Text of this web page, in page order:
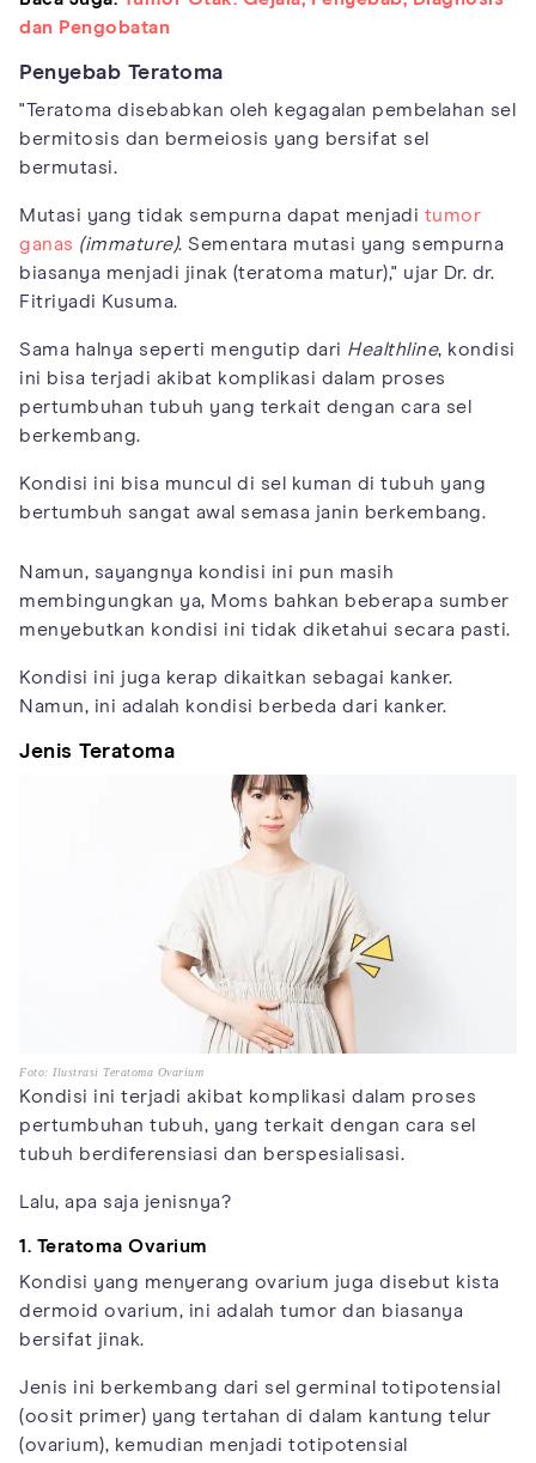
dan Pengobatan
Penyebab Teratoma
"Teratoma disebabkan oleh kegagalan pembelahan sel
bermitosis dan bermeiosis yang bersifat sel
bermutasi.
Mutasi yang tidak sempurna dapat menjadi tumor
ganas (immature). Sementara mutasi yang sempurna
biasanya menjadi jinak (teratoma matur)," ujar Dr. dr.
Fitriyadi Kusuma.
Sama halnya seperti mengutip dari Healthline, kondisi
ini bisa terjadi akibat komplikasi dalam proses
pertumbuhan tubuh yang terkait dengan cara sel
berkembang.
Kondisi ini bisa muncul di sel kuman di tubuh yang
bertumbuh sangat awal semasa janin berkembang.
Namun, sayangnya kondisi ini pun masih
membingungkan ya, Moms bahkan beberapa sumber
menyebutkan kondisi ini tidak diketahui secara pasti.
Kondisi ini juga kerap dikaitkan sebagai kanker.
Namun, ini adalah kondisi berbeda dari kanker.
Jenis Teratoma
Foto: Ilustrasi Teratoma Ovarium
Kondisi ini terjadi akibat komplikasi dalam proses
pertumbuhan tubuh, yang terkait dengan cara sel
tubuh berdiferensiasi dan berspesialisasi.
Lalu, apa saja jenisnya?
1. Teratoma Ovarium
Kondisi yang menyerang ovarium juga disebut kista
dermoid ovarium, ini adalah tumor dan biasanya
bersifat jinak.
Jenis ini berkembang dari sel germinal totipotensial
(oosit primer) yang tertahan di dalam kantung telur
(ovarium), kemudian menjadi totipotensial